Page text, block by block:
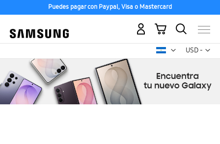
Puedes pagar con Paypal, Visa o Mastercard
USD -
dólar
Mi carrito